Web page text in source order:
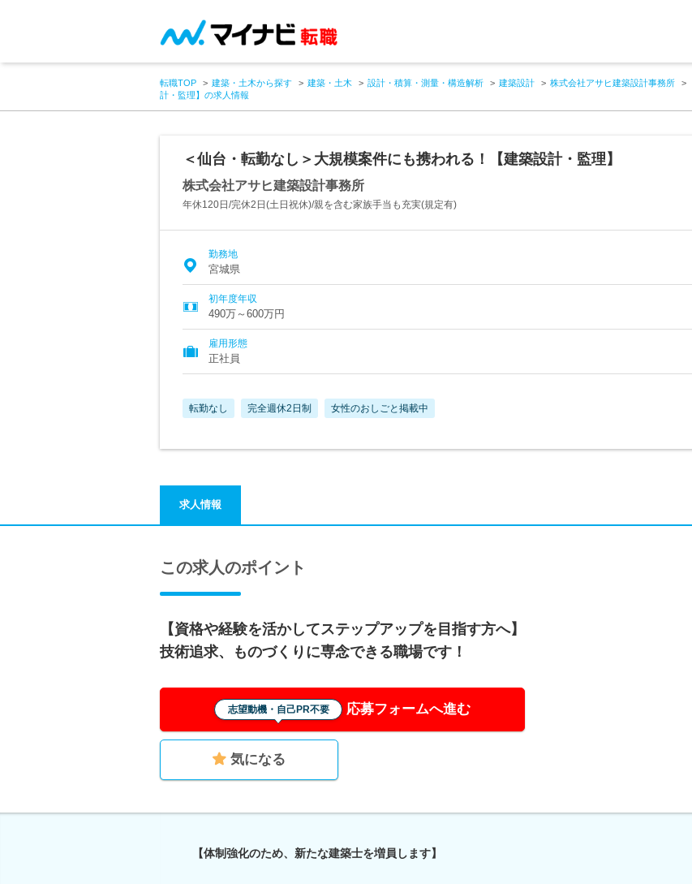
転職TOP 建築・土木から探す 建築・土木 設計・積算・測量・構造解析 建築設計 株式会社アサヒ建築設計事務所
計・監理】の求人情報
＜仙台・転勤なし＞大規模案件にも携われる！【建築設計・監理】
株式会社アサヒ建築設計事務所
年休120日/完休2日(土日祝休)/親を含む家族手当も充実(規定有)
勤務地
宮城県
初年度年収
490万～600万円
雇用形態
正社員
転勤なし 完全週休2日制 女性のおしごと掲載中
求人情報
この求人のポイント
【資格や経験を活かしてステップアップを目指す方へ】
技術追求、ものづくりに専念できる職場です！
志望動機・自己PR不要 応募フォームへ進む
気になる
【体制強化のため、新たな建築士を増員します】